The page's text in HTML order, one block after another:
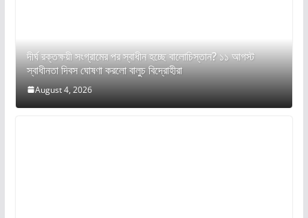
দীর্ঘ রক্তক্ষয়ী সংগ্রামের পর স্বাধীন হচ্ছে বালোচিস্তান? ১১ আগস্ট
স্বাধীনতা দিবস ঘোষণা করলো বালুচ বিদ্রোহীরা
August 4, 2026